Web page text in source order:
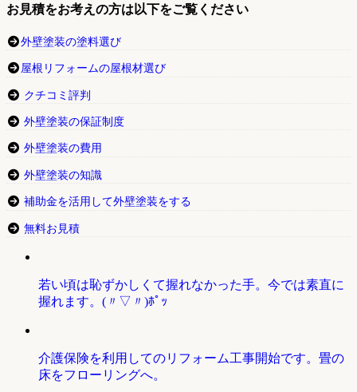
お見積をお考えの方は以下をご覧ください
外壁塗装の塗料選び
屋根リフォームの屋根材選び
クチコミ評判
外壁塗装の保証制度
外壁塗装の費用
外壁塗装の知識
補助金を活用して外壁塗装をする
無料お見積
若い頃は恥ずかしくて握れなかった手。今では素直に
握れます。(〃▽〃)ﾎﾟｯ
介護保険を利用してのリフォーム工事開始です。畳の
床をフローリングへ。